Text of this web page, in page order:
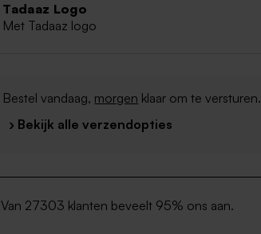
Tadaaz Logo
Met Tadaaz logo
Bestel vandaag, morgen klaar om te versturen.
› Bekijk alle verzendopties
Van 27303 klanten beveelt 95% ons aan.